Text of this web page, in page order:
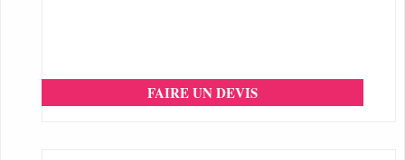
FAIRE UN DEVIS